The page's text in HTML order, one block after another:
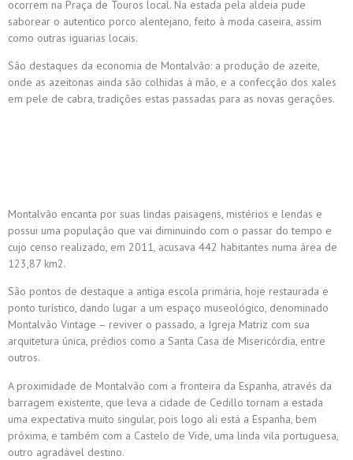
ocorrem na Praça de Touros local. Na estada pela aldeia pude
saborear o autentico porco alentejano, feito à moda caseira, assim
como outras iguarias locais.
São destaques da economia de Montalvão: a produção de azeite,
onde as azeitonas ainda são colhidas à mão, e a confecção dos xales
em pele de cabra, tradições estas passadas para as novas gerações.
Montalvão encanta por suas lindas paisagens, mistérios e lendas e
possui uma população que vai diminuindo com o passar do tempo e
cujo censo realizado, em 2011, acusava 442 habitantes numa área de
123,87 km2.
São pontos de destaque a antiga escola primária, hoje restaurada e
ponto turístico, dando lugar a um espaço museológico, denominado
Montalvão Vintage – reviver o passado, a Igreja Matriz com sua
arquitetura única, prédios como a Santa Casa de Misericórdia, entre
outros.
A proximidade de Montalvão com a fronteira da Espanha, através da
barragem existente, que leva a cidade de Cedillo tornam a estada
uma expectativa muito singular, pois logo ali está a Espanha, bem
próxima, e também com a Castelo de Vide, uma linda vila portuguesa,
outro agradável destino.